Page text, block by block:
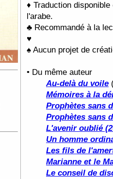
♦ Traduction
l'arabe.
♣ Recommandé à la
♥
♠ Aucun projet de
• Du même auteur
Au-delà du voile
Mémoires à la
Prophètes sans
Prophètes sans
L'avenir oublié
Un homme
Les fils de
Marianne et le
Le conseil de